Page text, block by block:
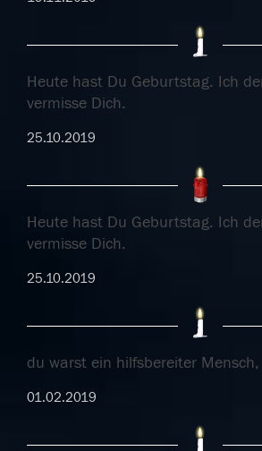
Heute hast Du Geburtstag. Ich
vermisse Dich.
25.10.2019
Heute hast Du Geburtstag. Ich
vermisse Dich.
25.10.2019
du warst ein hilfsbereiter
01.02.2019